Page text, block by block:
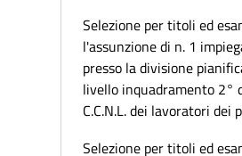
Selezione per titoli ed
l'assunzione di n. 1
presso la divisione
livello inquadramento 2°
C.C.N.L. dei lavoratori dei
Selezione per titoli ed